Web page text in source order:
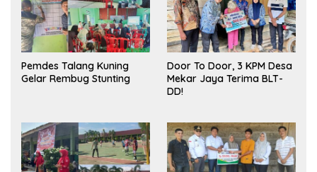
Pemdes Talang Kuning
Gelar Rembug Stunting
Door To Door, 3 KPM Desa
Mekar Jaya Terima BLT-
DD!